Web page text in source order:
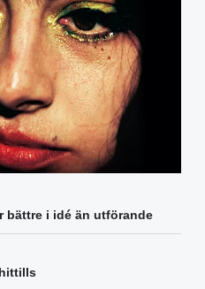
bättre i idé än utförande